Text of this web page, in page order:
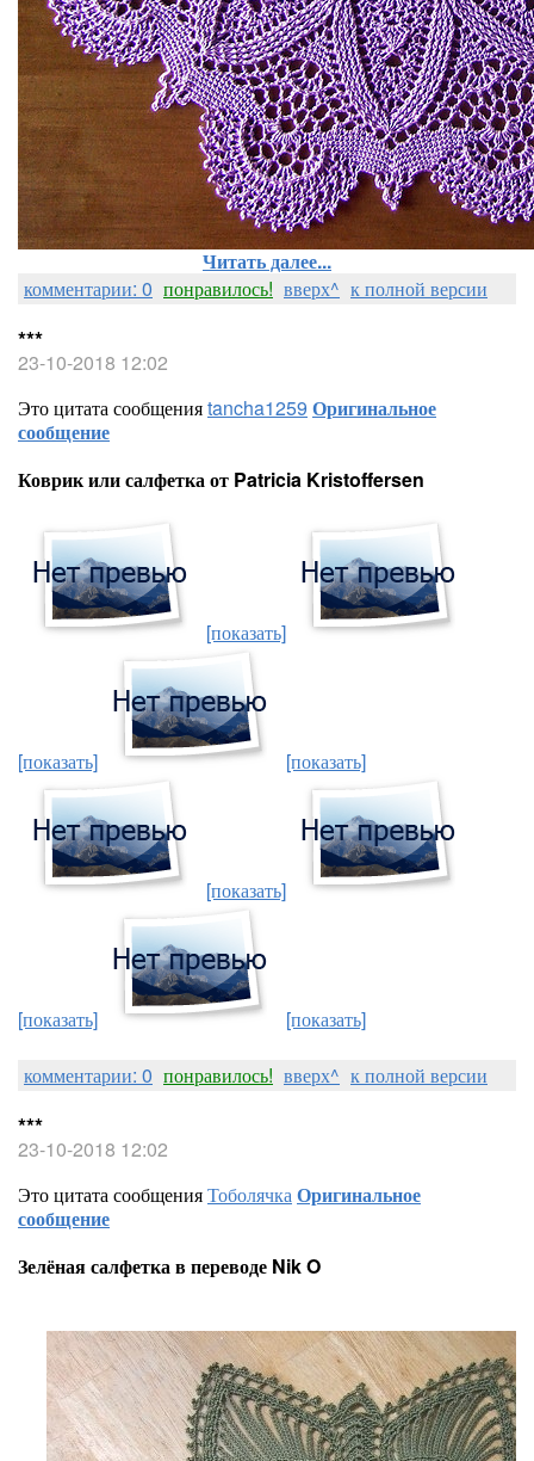
Читать далее...
комментарии: 0 понравилось! вверх^ к полной версии
***
23-10-2018 12:02
Это цитата сообщенияtancha1259 Оригинальное
сообщение
Коврик или салфетка от Patricia Kristoffersen
[показать]
[показать] [показать]
[показать]
[показать] [показать]
комментарии: 0 понравилось! вверх^ к полной версии
***
23-10-2018 12:02
Это цитата сообщенияТоболячкаОригинальное
сообщение
Зелёная салфетка в переводе Nik O